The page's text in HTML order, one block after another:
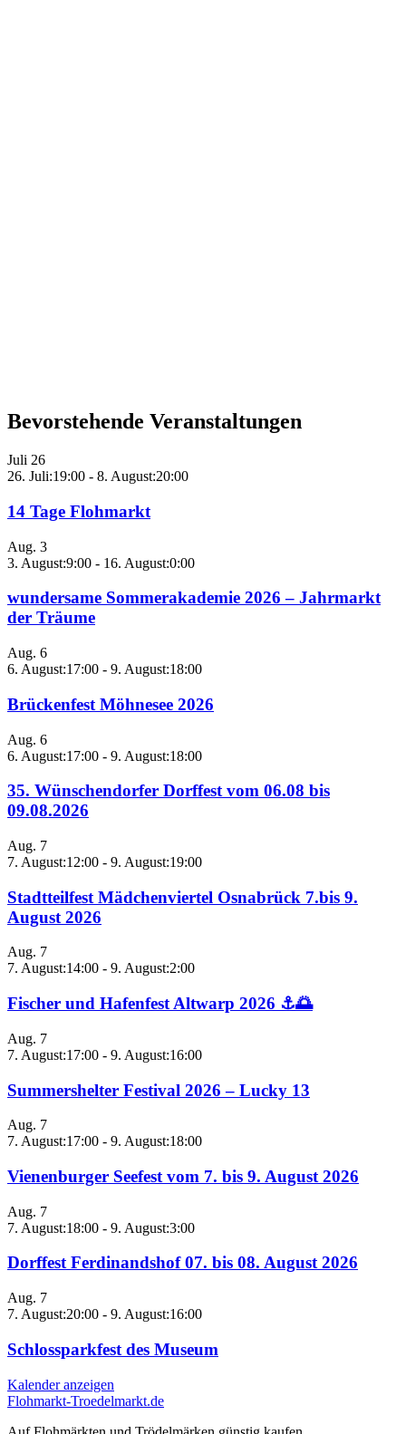
Bevorstehende Veranstaltungen
Juli 26
26. Juli:19:00 - 8. August:20:00
14 Tage Flohmarkt
Aug. 3
3. August:9:00 - 16. August:0:00
wundersame Sommerakademie 2026 – Jahrmarkt
der Träume
Aug. 6
6. August:17:00 - 9. August:18:00
Brückenfest Möhnesee 2026
Aug. 6
6. August:17:00 - 9. August:18:00
35. Wünschendorfer Dorffest vom 06.08 bis
09.08.2026
Aug. 7
7. August:12:00 - 9. August:19:00
Stadtteilfest Mädchenviertel Osnabrück 7.bis 9.
August 2026
Aug. 7
7. August:14:00 - 9. August:2:00
Fischer und Hafenfest Altwarp 2026 ⚓🌅
Aug. 7
7. August:17:00 - 9. August:16:00
Summershelter Festival 2026 – Lucky 13
Aug. 7
7. August:17:00 - 9. August:18:00
Vienenburger Seefest vom 7. bis 9. August 2026
Aug. 7
7. August:18:00 - 9. August:3:00
Dorffest Ferdinandshof 07. bis 08. August 2026
Aug. 7
7. August:20:00 - 9. August:16:00
Schlossparkfest des Museum
Kalender anzeigen
Flohmarkt-Troedelmarkt.de